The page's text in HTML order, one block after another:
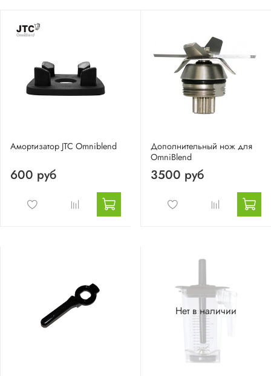
Амортизатор JTC Omniblend
600 руб
Дополнительный нож для
OmniBlend
3500 руб
Нет в наличии